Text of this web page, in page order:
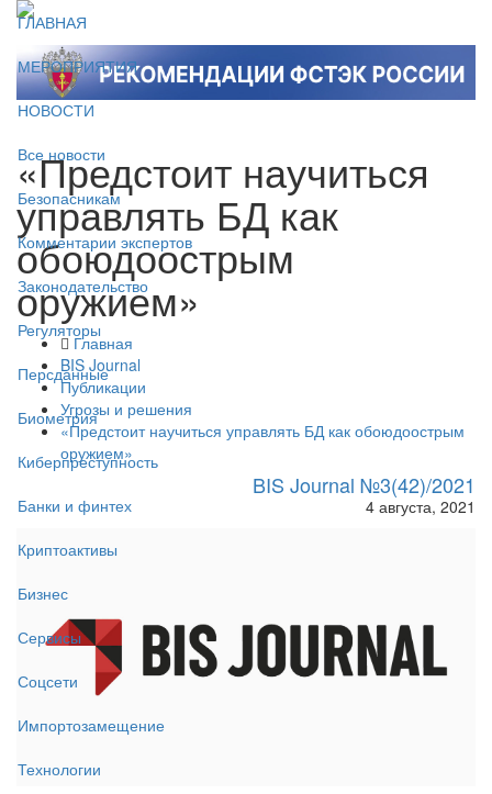
ГЛАВНАЯ
МЕРОПРИЯТИЯ
НОВОСТИ
Все новости
Безопасникам
Комментарии экспертов
Законодательство
Регуляторы
Персданные
Биометрия
Киберпреступность
Банки и финтех
Криптоактивы
Бизнес
Сервисы
Соцсети
Импортозамещение
Технологии
«Предстоит научиться
управлять БД как
обоюдоострым
оружием»
Главная
BIS Journal
Публикации
Угрозы и решения
«Предстоит научиться управлять БД как обоюдоострым
оружием»
BIS Journal №3(42)/2021
4 августа, 2021